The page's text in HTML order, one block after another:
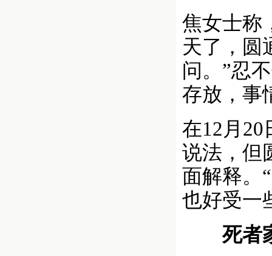
焦女士称
天了，圆
问。”忍
存放，事
在12月
说法，但
面解释。
也好受一
死者家